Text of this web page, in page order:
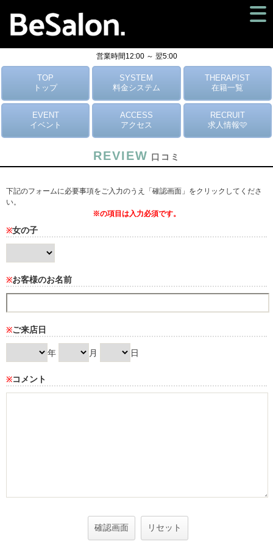
営業時間12:00 ～ 翌5:00
TOP
トップ
SYSTEM
料金システム
THERAPIST
在籍一覧
EVENT
イベント
ACCESS
アクセス
RECRUIT
求人情報🩷
REVIEW 口コミ
下記のフォームに必要事項をご入力のうえ「確認画面」をクリックしてくださ
い。
※の項目は入力必須です。
※女の子
※お客様のお名前
※ご来店日
年 月 日
※コメント